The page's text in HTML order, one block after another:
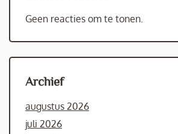
Geen reacties om te tonen.
Archief
augustus 2026
juli 2026